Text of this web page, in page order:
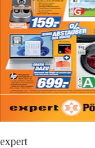
expert